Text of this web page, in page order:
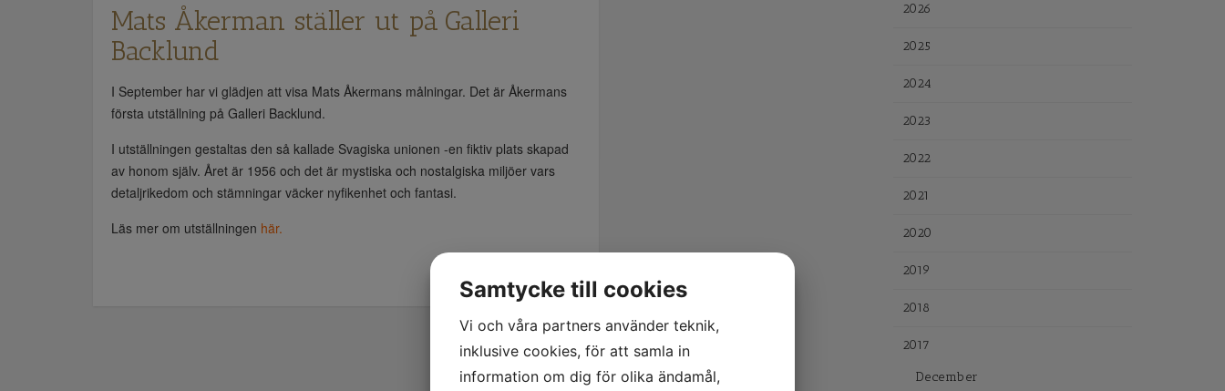
Mats Åkerman ställer ut på Galleri
Backlund
I September har vi glädjen att visa Mats Åkermans målningar. Det är Åkermans
första utställning på Galleri Backlund.
I utställningen gestaltas den så kallade Svagiska unionen -en fiktiv plats skapad
av honom själv. Året är 1956 och det är mystiska och nostalgiska miljöer vars
detaljrikedom och stämningar väcker nyfikenhet och fantasi.
Läs mer om utställningen här.
2026
2025
2024
2023
2022
2021
2020
2019
2018
2017
December
Samtycke till cookies
Vi och våra partners använder teknik,
inklusive cookies, för att samla in
information om dig för olika ändamål,